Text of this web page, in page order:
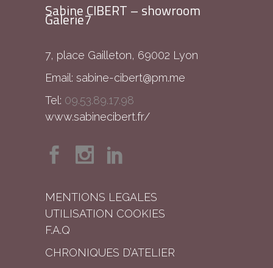
Sabine CIBERT – showroom
Galerie7
7, place Gailleton, 69002 Lyon
Email: sabine-cibert@pm.me
Tel: 09.53.89.17.98
www.sabinecibert.fr/
MENTIONS LEGALES
UTILISATION COOKIES
F.A.Q
CHRONIQUES D’ATELIER